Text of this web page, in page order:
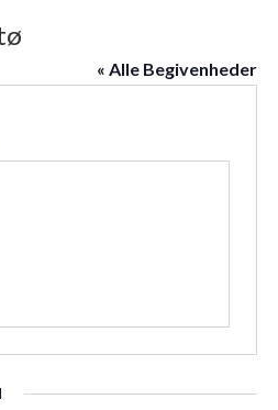
« Alle Begivenheder